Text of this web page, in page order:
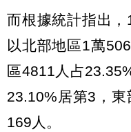
而根據統計指出，
以北部地區1萬
區4811人占
23.10%居第3，
169人。